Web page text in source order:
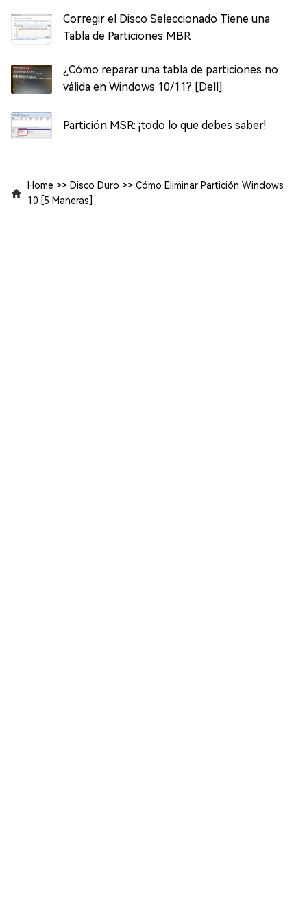
Corregir el Disco Seleccionado Tiene una
Tabla de Particiones MBR
¿Cómo reparar una tabla de particiones no
válida en Windows 10/11? [Dell]
Partición MSR: ¡todo lo que debes saber!
Home >> Disco Duro >> Cómo Eliminar Partición Windows
10 [5 Maneras]